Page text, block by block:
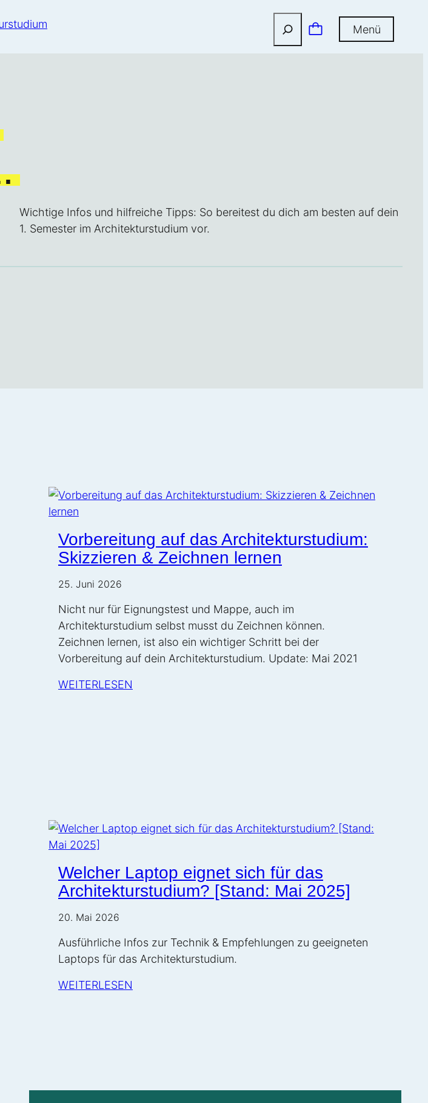
Menü
Wichtige Infos und hilfreiche Tipps: So bereitest du dich am besten auf dein
1. Semester im Architekturstudium vor.
Vorbereitung auf das Architekturstudium:
Skizzieren & Zeichnen lernen
25. Juni 2026
Nicht nur für Eignungstest und Mappe, auch im
Architekturstudium selbst musst du Zeichnen können.
Zeichnen lernen, ist also ein wichtiger Schritt bei der
Vorbereitung auf dein Architekturstudium. Update: Mai 2021
WEITERLESEN
Welcher Laptop eignet sich für das
Architekturstudium? [Stand: Mai 2025]
20. Mai 2026
Ausführliche Infos zur Technik & Empfehlungen zu geeigneten
Laptops für das Architekturstudium.
WEITERLESEN